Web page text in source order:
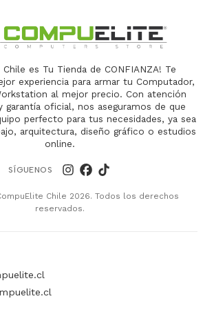
Chile es Tu Tienda de CONFIANZA! Te
experiencia para armar tu Computador,
al mejor precio. Con atención
garantía oficial, nos aseguramos de que
perfecto para tus necesidades, ya sea
arquitectura, diseño gráfico o estudios
online.
SÍGUENOS
Chile 2026. Todos los derechos
reservados.